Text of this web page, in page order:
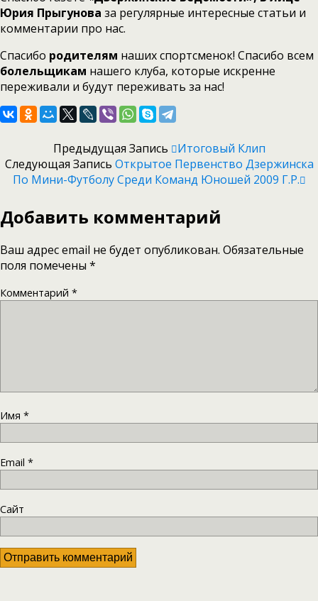
Юрия Прыгунова за регулярные интересные статьи и
комментарии про нас.
Спасибо родителям наших спортсменок! Спасибо всем
болельщикам нашего клуба, которые искренне
переживали и будут переживать за нас!
Предыдущая Запись
Итоговый Клип
Следующая Запись Открытое Первенство Дзержинска
По Мини-Футболу Среди Команд Юношей 2009 Г.р.
Добавить комментарий
Ваш адрес email не будет опубликован. Обязательные
поля помечены *
Комментарий *
Имя *
Email *
Сайт